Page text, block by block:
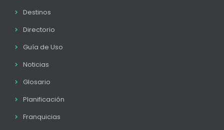
Destinos
Directorio
Guía de Uso
Noticias
Glosario
Planificación
Franquicias